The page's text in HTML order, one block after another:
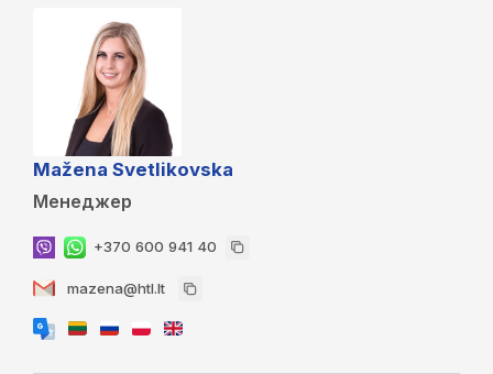
Mažena Svetlikovska
Менеджер
+370 600 941 40
mazena@htl.lt